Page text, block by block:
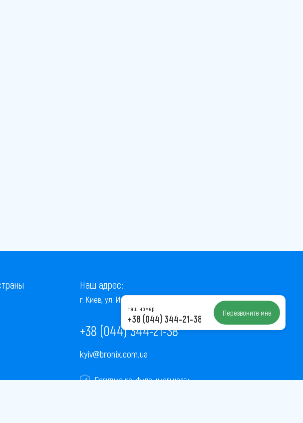
Наш адрес:
г. Киев, ул. Институтская, 22/7, оф. 41
+38 (044) 344-21-38
kyiv@bronix.com.ua
Политика конфиденциальности
Наш номер:
+38 (044) 344-21-38 Перезвоните мне